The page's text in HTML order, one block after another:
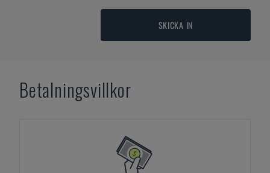
SKICKA IN
Betalningsvillkor